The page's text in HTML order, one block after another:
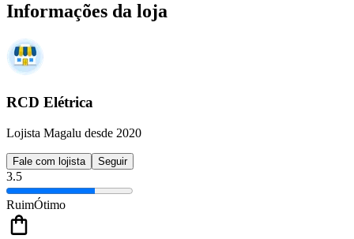
Informações da loja
RCD Elétrica
Lojista Magalu desde 2020
Fale com lojista Seguir
3.5
RuimÓtimo